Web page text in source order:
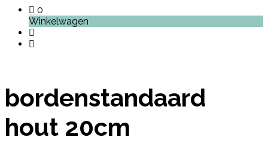
0
Winkelwagen
bordenstandaard
hout 20cm